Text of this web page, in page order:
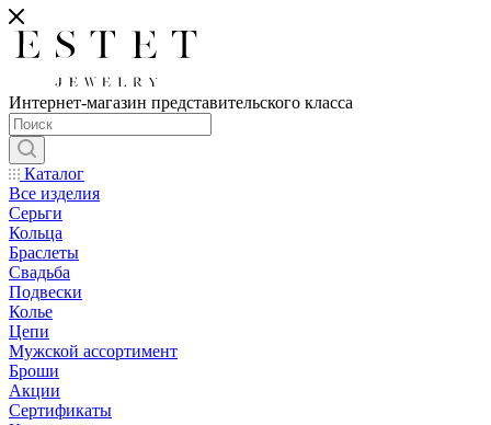
Интернет-магазин представительского класса
Каталог
Все изделия
Серьги
Кольца
Браслеты
Свадьба
Подвески
Колье
Цепи
Мужской ассортимент
Броши
Акции
Сертификаты